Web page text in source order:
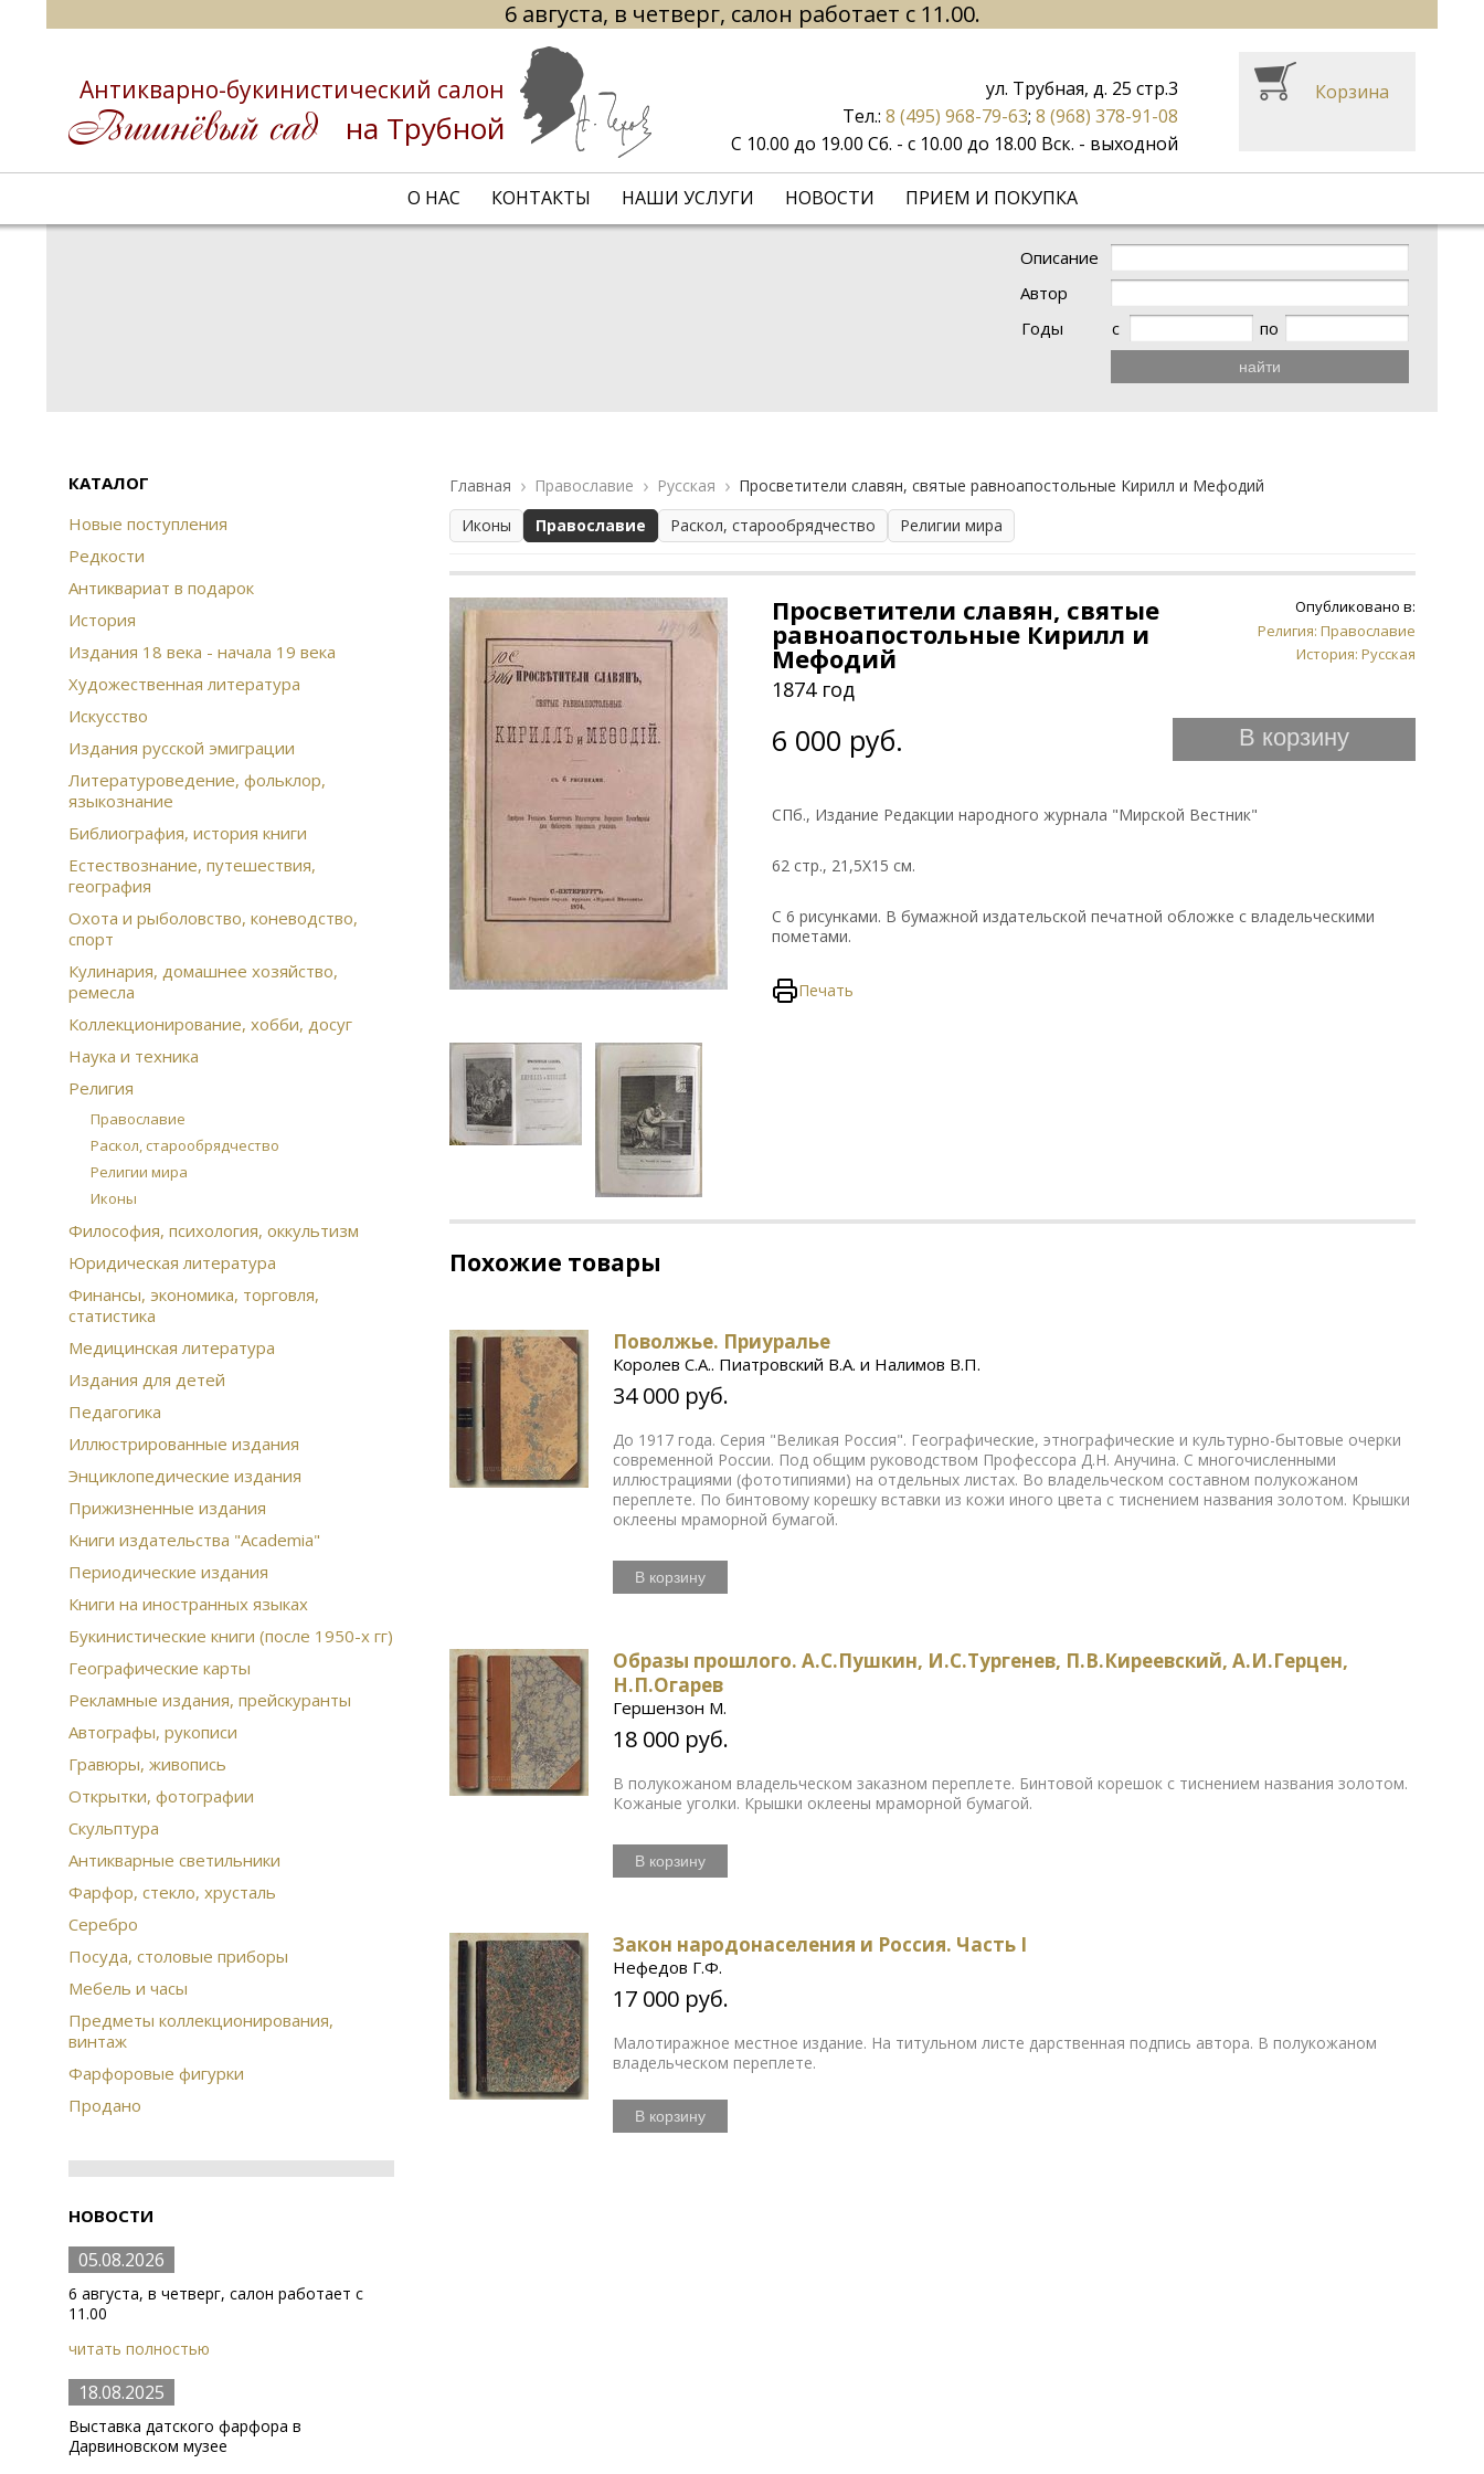
6 августа, в четверг, салон работает с 11.00.
Антикварно-букинистический салон
на Трубной
О НАС КОНТАКТЫ НАШИ УСЛУГИ НОВОСТИ ПРИЕМ И ПОКУПКА
ул. Трубная, д. 25 стр.3
Тел.: 8 (495) 968-79-63; 8 (968) 378-91-08
С 10.00 до 19.00 Сб. - с 10.00 до 18.00 Вск. - выходной
Корзина
Описание
Автор
Годы
с по
найти
КАТАЛОГ
Новые поступления
Редкости
Антиквариат в подарок
История
Издания 18 века - начала 19 века
Художественная литература
Искусство
Издания русской эмиграции
Литературоведение, фольклор,
языкознание
Библиография, история книги
Естествознание, путешествия,
география
Охота и рыболовство, коневодство,
спорт
Кулинария, домашнее хозяйство,
ремесла
Коллекционирование, хобби, досуг
Наука и техника
Религия
Православие
Раскол, старообрядчество
Религии мира
Иконы
Философия, психология, оккультизм
Юридическая литература
Финансы, экономика, торговля,
статистика
Медицинская литература
Издания для детей
Педагогика
Иллюстрированные издания
Энциклопедические издания
Прижизненные издания
Книги издательства "Academia"
Периодические издания
Книги на иностранных языках
Букинистические книги (после 1950-х гг)
Географические карты
Рекламные издания, прейскуранты
Автографы, рукописи
Гравюры, живопись
Открытки, фотографии
Скульптура
Антикварные светильники
Фарфор, стекло, хрусталь
Серебро
Посуда, столовые приборы
Мебель и часы
Предметы коллекционирования,
винтаж
Фарфоровые фигурки
Продано
НОВОСТИ
05.08.2026
6 августа, в четверг, салон работает с
11.00
читать полностью
18.08.2025
Выставка датского фарфора в
Дарвиновском музее
Главная Православие Русская
Просветители славян, святые равноапостольные Кирилл и Мефодий
Иконы
Православие Раскол, старообрядчество Религии мира
Опубликовано в:
Религия: Православие
История: Русская
Просветители славян, святые
равноапостольные Кирилл и
Мефодий
1874 год
6 000 руб. В корзину
СПб., Издание Редакции народного журнала "Мирской Вестник"
62 стр., 21,5Х15 см.
С 6 рисунками. В бумажной издательской печатной обложке с владельческими
пометами.
Печать
Похожие товары
Поволжье. Приуралье
Королев С.А.. Пиатровский В.А. и Налимов В.П.
34 000 руб.
До 1917 года. Серия "Великая Россия". Географические, этнографические и культурно-бытовые очерки
современной России. Под общим руководством Профессора Д.Н. Анучина. С многочисленными
иллюстрациями (фототипиями) на отдельных листах. Во владельческом составном полукожаном
переплете. По бинтовому корешку вставки из кожи иного цвета с тиснением названия золотом. Крышки
оклеены мраморной бумагой.
В корзину
Образы прошлого. А.С.Пушкин, И.С.Тургенев, П.В.Киреевский, А.И.Герцен,
Н.П.Огарев
Гершензон М.
18 000 руб.
В полукожаном владельческом заказном переплете. Бинтовой корешок с тиснением названия золотом.
Кожаные уголки. Крышки оклеены мраморной бумагой.
В корзину
Закон народонаселения и Россия. Часть I
Нефедов Г.Ф.
17 000 руб.
Малотиражное местное издание. На титульном листе дарственная подпись автора. В полукожаном
владельческом переплете.
В корзину